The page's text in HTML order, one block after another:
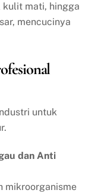
mati, hingga
mencucinya
untuk
dan Anti
mikroorganisme